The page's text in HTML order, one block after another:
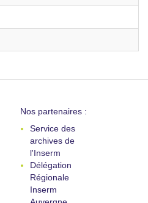
Nos partenaires :
Service des
archives de
l'Inserm
Délégation
Régionale
Inserm